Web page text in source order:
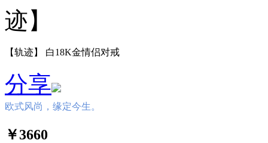
【轨迹】 白18K金情侣对戒
分享
欧式风尚，缘定今生。
￥3660